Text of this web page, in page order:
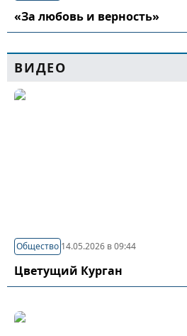
«За любовь и верность»
ВИДЕО
Общество 14.05.2026 в 09:44
Цветущий Курган